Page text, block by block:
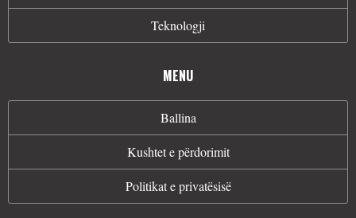
Teknologji
MENU
Ballina
Kushtet e përdorimit
Politikat e privatësisë